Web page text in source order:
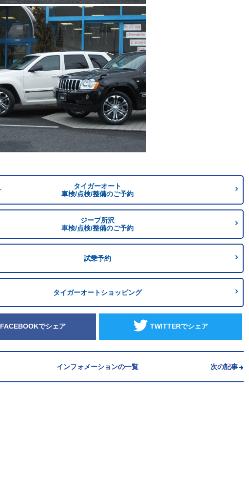
タイガーオート
車検/点検/整備のご予約
ジープ所沢
車検/点検/整備のご予約
試乗予約
タイガーオートショッピング
FACEBOOKでシェア TWITTERでシェア
インフォメーションの一覧 次の記事